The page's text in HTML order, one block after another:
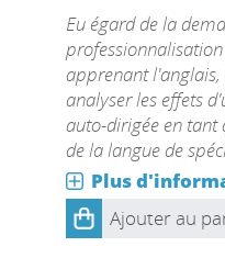
Eu égard de la
apprenant l'anglais,
analyser les effets
auto-dirigée en
de la langue de
Plus
Ajouter au